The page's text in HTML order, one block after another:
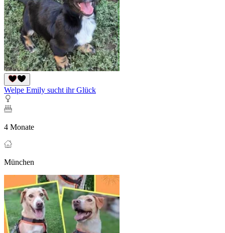
Welpe Emily sucht ihr Glück
4 Monate
München